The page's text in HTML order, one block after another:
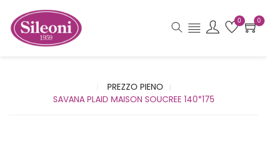
0 0
PREZZO PIENO
SAVANA PLAID MAISON SOUCREE 140*175